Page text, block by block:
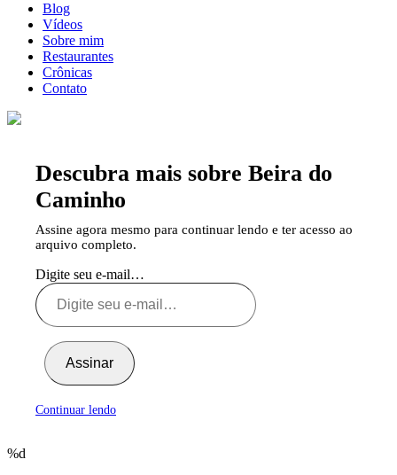
Blog
Vídeos
Sobre mim
Restaurantes
Crônicas
Contato
Descubra mais sobre Beira do
Caminho
Assine agora mesmo para continuar lendo e ter acesso ao
arquivo completo.
Digite seu e-mail…
Assinar
Continuar lendo
%d